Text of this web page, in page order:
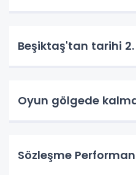
Beşiktaş'tan tarihi 2.
Oyun gölgede
Sözleşme